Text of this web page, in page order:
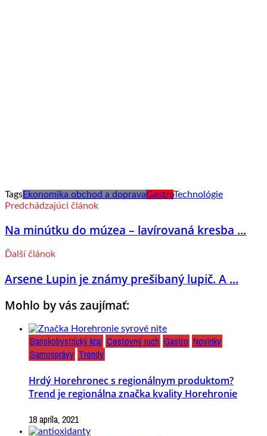
TagsEkonomika obchod a dopravaGastroTechnológie
Predchádzajúci článok
Na minútku do múzea – lavírovaná kresba ...
Ďalší článok
Arsene Lupin je známy prešibaný lupič. A ...
Mohlo by vás zaujímať:
Banskobystrický kraj Cestovný ruch Gastro Novinky
Samosprávy Trendy
Hrdý Horehronec s regionálnym produktom?
Trend je regionálna značka kvality Horehronie
18 apríla, 2021